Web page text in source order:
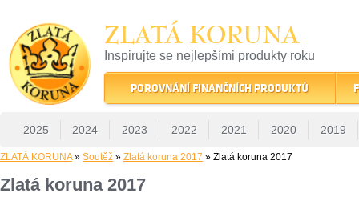
ZLATÁ KORUNA
Inspirujte se nejlepšími produkty roku
22 let tradice a kvality na finančním trhu
POROVNÁNÍ FINANČNÍCH PRODUKTŮ
2025 2024 2023 2022 2021 2020 2019
ZLATÁ KORUNA» Soutěž » Zlatá koruna 2017 » Zlatá koruna 2017
Zlatá koruna 2017